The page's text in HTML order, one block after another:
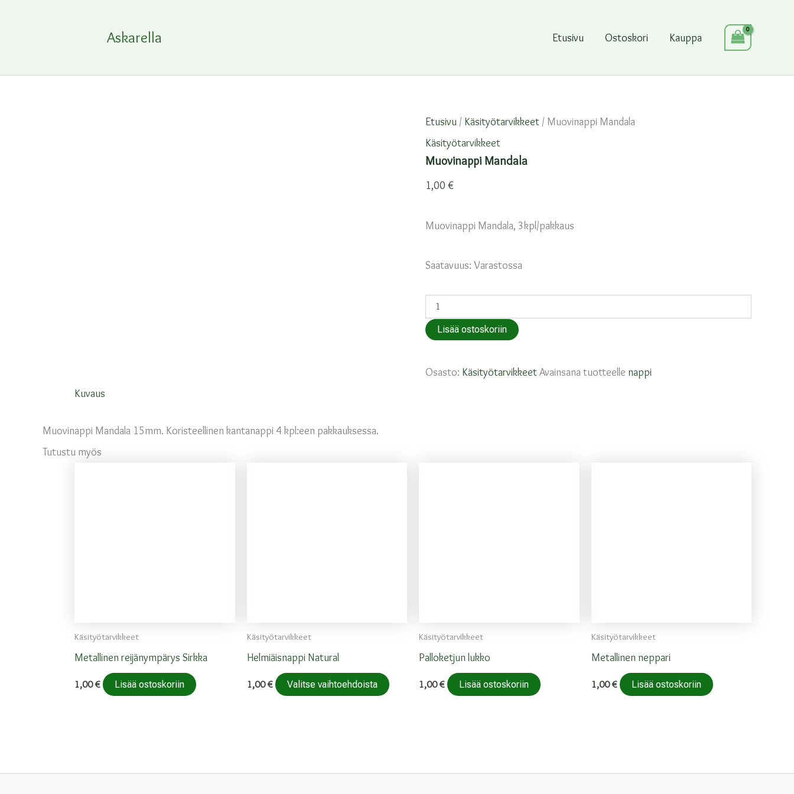
Askarella Etusivu Ostoskori Kauppa
Etusivu / Käsityötarvikkeet / Muovinappi Mandala
Käsityötarvikkeet
Muovinappi Mandala
1,00 €
Muovinappi Mandala, 3kpl/pakkaus
Saatavuus: Varastossa
Mandala
määräLisää ostoskoriin
Osasto: KäsityötarvikkeetAvainsana tuotteelle nappi
Kuvaus
Muovinappi Mandala 15mm. Koristeellinen kantanappi 4 kpl:een pakkauksessa.
Tutustu myös
Käsityötarvikkeet
Metallinen reijänympärys Sirkka
1,00€ Lisää ostoskoriin
Käsityötarvikkeet
Helmiäisnappi Natural
1,00€ Valitse vaihtoehdoista
Tällä
Käsityötarvikkeet
Palloketjun lukko
1,00€ Lisää ostoskoriin
Käsityötarvikkeet
Metallinen neppari
1,00€ Lisää ostoskoriin